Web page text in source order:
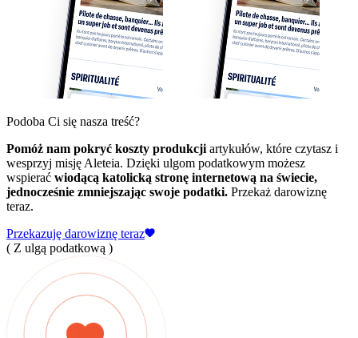
Podoba Ci się nasza treść?
Pomóż nam pokryć koszty produkcji artykułów, które czytasz i
wesprzyj misję Aleteia. Dzięki ulgom podatkowym możesz
wspierać wiodącą katolicką stronę internetową na świecie,
jednocześnie zmniejszając swoje podatki. Przekaż darowiznę
teraz.
Przekazuję darowiznę teraz
( Z ulgą podatkową )